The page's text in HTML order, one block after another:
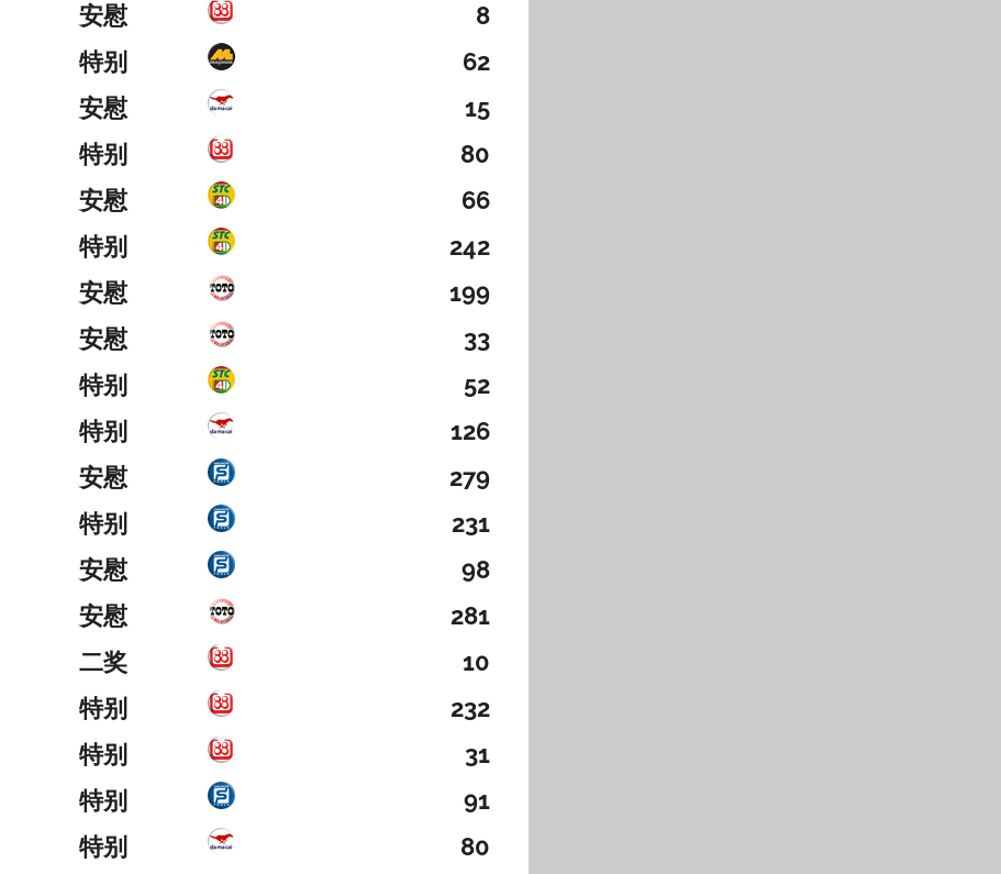
安慰
8
特别
62
安慰
15
特别
80
安慰
66
特别
242
安慰
199
安慰
33
特别
52
特别
126
安慰
279
特别
231
安慰
98
安慰
281
二奖
10
特别
232
特别
31
特别
91
特别
80